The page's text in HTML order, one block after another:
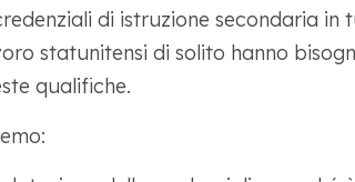
di istruzione secondaria in
statunitensi di solito hanno
qualifiche.